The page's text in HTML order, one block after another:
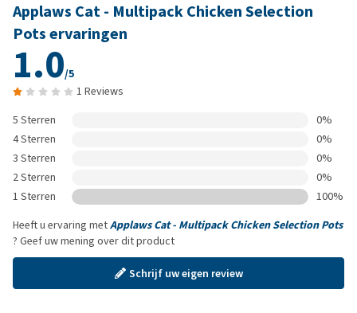
Applaws Cat - Multipack Chicken Selection
Pots ervaringen
1.0/5
1 Reviews
5 Sterren
0%
4 Sterren
0%
3 Sterren
0%
2 Sterren
0%
1 Sterren
100%
Heeft u ervaring metApplaws Cat - Multipack Chicken Selection Pots
? Geef uw mening over dit product
Schrijf uw eigen review